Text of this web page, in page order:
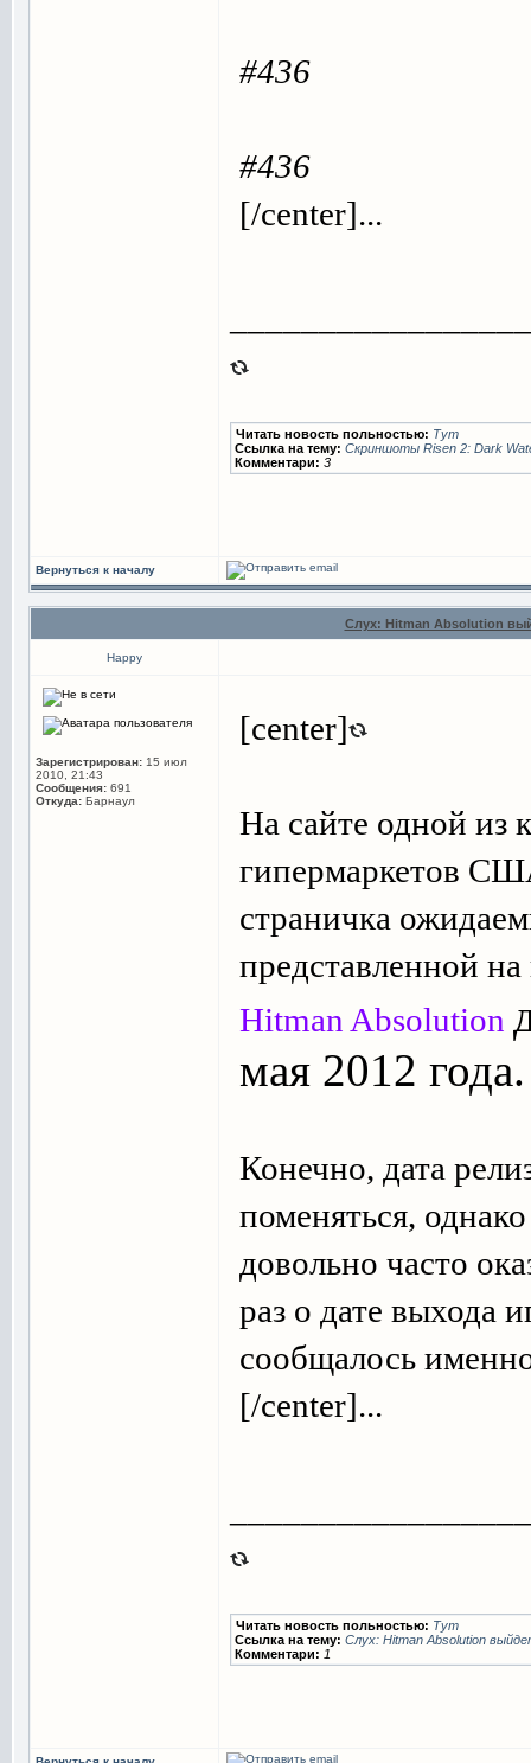
#436
#436
[/center]...
Читать новость польностью: Тут
Ссылка на тему: Скриншоты Risen 2: Dark
Комментари: 3
Вернуться к началу
Слух: Hitman Absolution
Happy
Зарегистрирован: 15 июл
2010, 21:43
Сообщения: 691
Откуда: Барнаул
[center]
На сайте одной из
гипермаркетов
страничка
представленной
Hitman Absolution
мая 2012 года.
Конечно, дата
поменяться,
довольно часто
раз о дате выхода
сообщалось
[/center]...
Читать новость польностью: Тут
Ссылка на тему: Слух: Hitman Absolution
Комментари: 1